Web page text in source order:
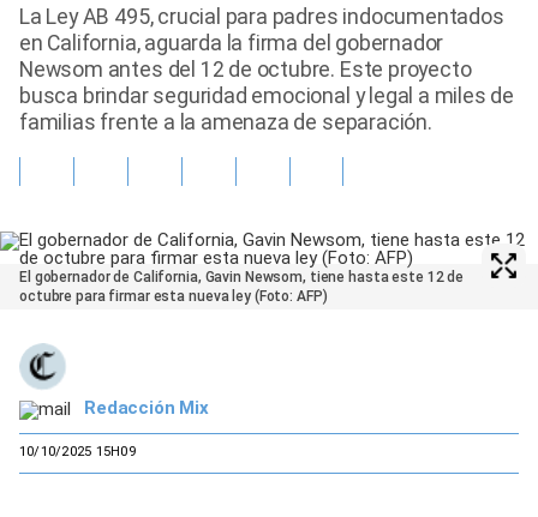
Tendencias Mix
Sports
La Ley AB 495, crucial para padres indocumentados
en California, aguarda la firma del gobernador
Newsom antes del 12 de octubre. Este proyecto
busca brindar seguridad emocional y legal a miles de
familias frente a la amenaza de separación.
El gobernador de California, Gavin Newsom, tiene hasta este 12 de
octubre para firmar esta nueva ley (Foto: AFP)
Redacción Mix
10/10/2025 15H09